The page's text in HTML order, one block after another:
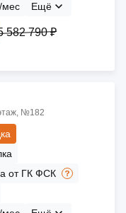
мес
Ещё
582 790 ₽
№182
от ГК ФСК